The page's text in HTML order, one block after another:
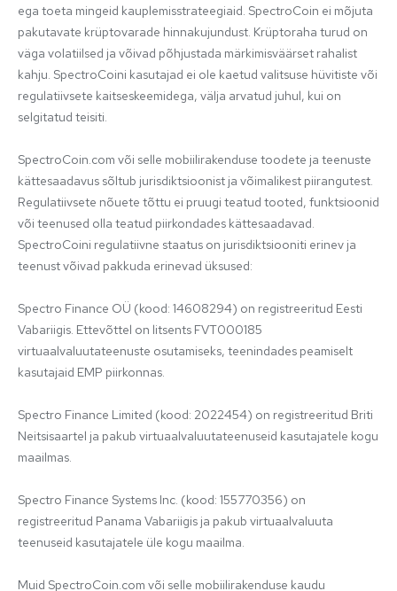
ega toeta mingeid kauplemisstrateegiaid. SpectroCoin ei mõjuta
pakutavate krüptovarade hinnakujundust. Krüptoraha turud on
väga volatiilsed ja võivad põhjustada märkimisväärset rahalist
kahju. SpectroCoini kasutajad ei ole kaetud valitsuse hüvitiste või
regulatiivsete kaitseskeemidega, välja arvatud juhul, kui on
selgitatud teisiti.
SpectroCoin.com või selle mobiilirakenduse toodete ja teenuste
kättesaadavus sõltub jurisdiktsioonist ja võimalikest piirangutest.
Regulatiivsete nõuete tõttu ei pruugi teatud tooted, funktsioonid
või teenused olla teatud piirkondades kättesaadavad.
SpectroCoini regulatiivne staatus on jurisdiktsiooniti erinev ja
teenust võivad pakkuda erinevad üksused:
Spectro Finance OÜ (kood: 14608294) on registreeritud Eesti
Vabariigis. Ettevõttel on litsents FVT000185
virtuaalvaluutateenuste osutamiseks, teenindades peamiselt
kasutajaid EMP piirkonnas.
Spectro Finance Limited (kood: 2022454) on registreeritud Briti
Neitsisaartel ja pakub virtuaalvaluutateenuseid kasutajatele kogu
maailmas.
Spectro Finance Systems Inc. (kood: 155770356) on
registreeritud Panama Vabariigis ja pakub virtuaalvaluuta
teenuseid kasutajatele üle kogu maailma.
Muid SpectroCoin.com või selle mobiilirakenduse kaudu